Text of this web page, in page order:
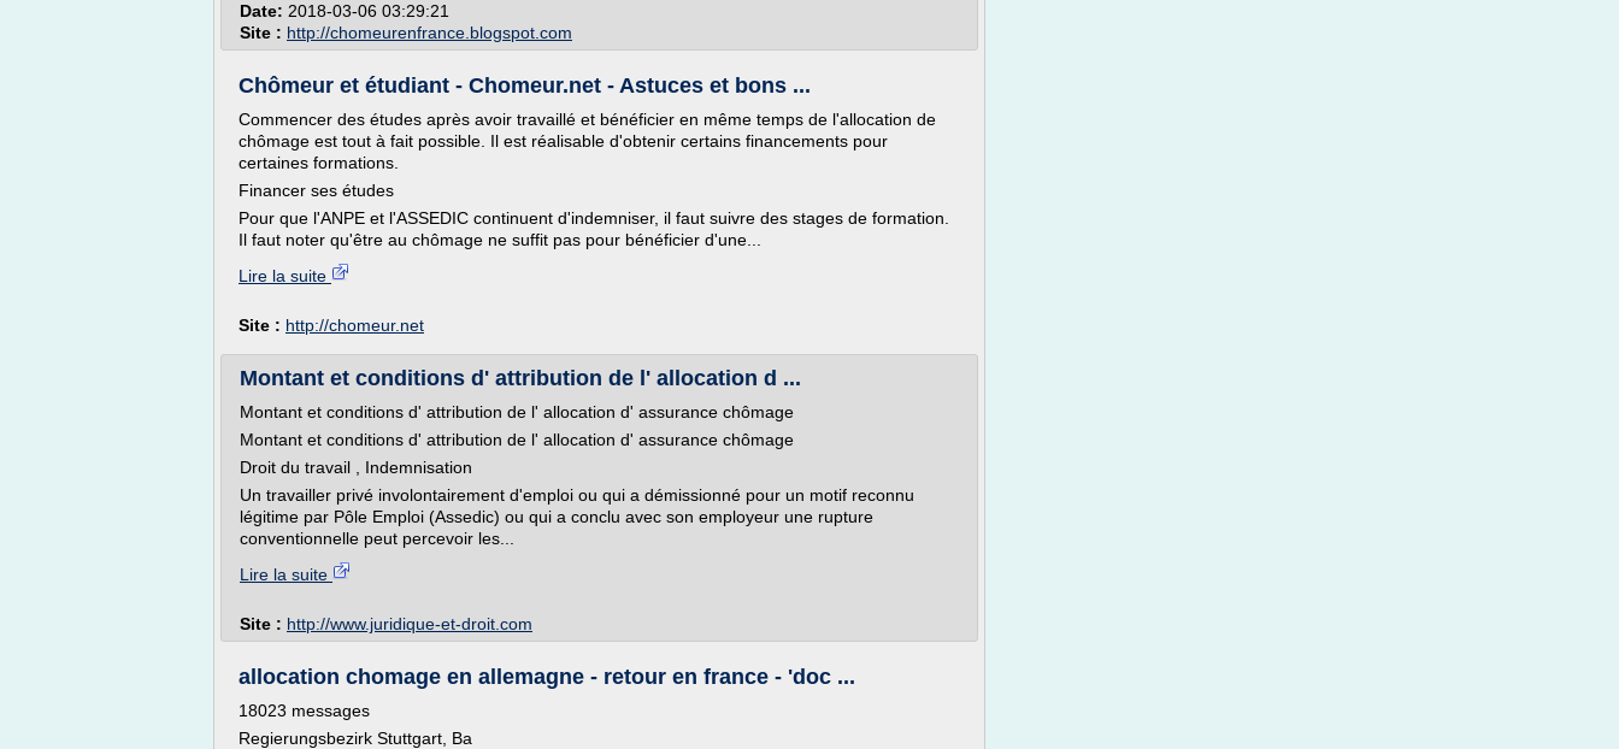
Date: 2018-03-06 03:29:21
Site : http://chomeurenfrance.blogspot.com
Chômeur et étudiant - Chomeur.net - Astuces et bons ...
Commencer des études après avoir travaillé et bénéficier en même temps de l'allocation de
chômage est tout à fait possible. Il est réalisable d'obtenir certains financements pour
certaines formations.
Financer ses études
Pour que l'ANPE et l'ASSEDIC continuent d'indemniser, il faut suivre des stages de formation.
Il faut noter qu'être au chômage ne suffit pas pour bénéficier d'une...
Lire la suite
Site : http://chomeur.net
Montant et conditions d' attribution de l' allocation d ...
Montant et conditions d' attribution de l' allocation d' assurance chômage
Montant et conditions d' attribution de l' allocation d' assurance chômage
Droit du travail , Indemnisation
Un travailler privé involontairement d'emploi ou qui a démissionné pour un motif reconnu
légitime par Pôle Emploi (Assedic) ou qui a conclu avec son employeur une rupture
conventionnelle peut percevoir les...
Lire la suite
Site : http://www.juridique-et-droit.com
allocation chomage en allemagne - retour en france - 'doc ...
18023 messages
Regierungsbezirk Stuttgart, Ba